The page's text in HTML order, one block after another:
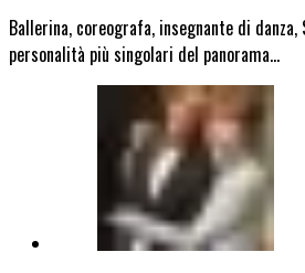
Ballerina, coreografa, insegnante di danza,
personalità più singolari del panorama…